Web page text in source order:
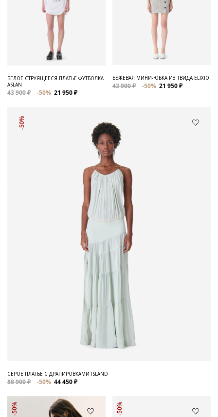
БЕЛОЕ СТРУЯЩЕЕСЯ ПЛАТЬЕ-ФУТБОЛКА
ASLAN
43 900 ₽ -50% 21 950 ₽
БЕЖЕВАЯ МИНИ-ЮБКА ИЗ ТВИДА ELIXIO
43 900 ₽ -50% 21 950 ₽
-50%
СЕРОЕ ПЛАТЬЕ С ДРАПИРОВКАМИ ISLAND
88 900 ₽ -50% 44 450 ₽
-50% -50%